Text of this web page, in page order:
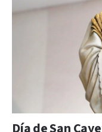
Día de San